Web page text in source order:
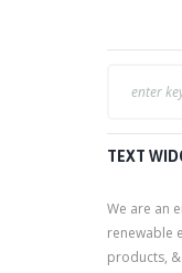
TEXT
We are an
renewable
products,